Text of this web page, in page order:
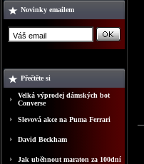
Novinky emailem
Přečtěte si
Velká výprodej dámských bot
Converse
Slevová akce na Puma Ferrari
David Beckham
Jak uběhnout maraton za 100dní